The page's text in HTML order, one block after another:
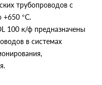
трубопроводов с
+650 °С.
100 к/ф предназначены
в системах